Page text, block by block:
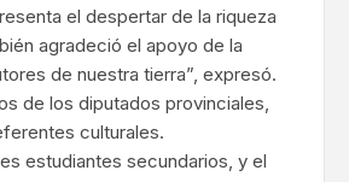
el despertar de la riqueza
agradeció el apoyo de la
de nuestra tierra”, expresó.
de los diputados provinciales,
culturales.
estudiantes secundarios, y el